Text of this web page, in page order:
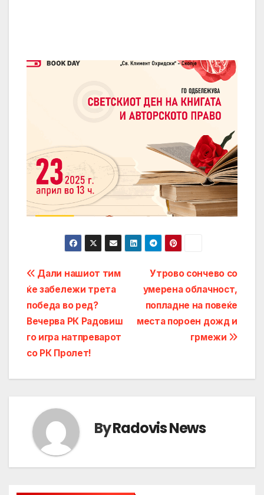
Post
navigation
Утрово сончево со
умерена облачност,
попладне на повеќе
места пороен дожд и
грмежи
Дали нашиот тим
ќе забележи трета
победа во ред?
Вечерва РК Радовиш
го игра натпреварот
со РК Пролет!
ByRadovis News